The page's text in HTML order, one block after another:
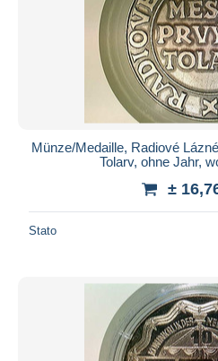
Münze/Medaille, Radiové
Tolarv, ohne Jahr,
±
Stato